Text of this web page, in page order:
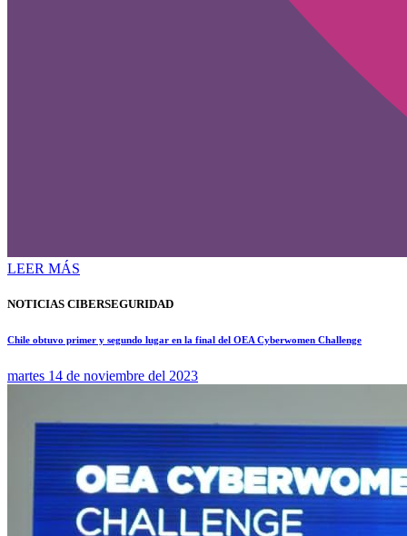
LEER MÁS
NOTICIAS CIBERSEGURIDAD
Chile obtuvo primer y segundo lugar en la final del OEA Cyberwomen Challenge
martes 14 de noviembre del 2023